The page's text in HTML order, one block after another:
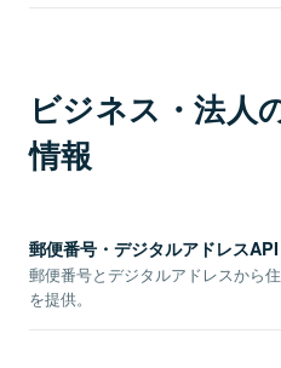
ビジネス・法人
情報
郵便番号・デジタルアドレスAPI
郵便番号とデジタルアドレスから
を提供。